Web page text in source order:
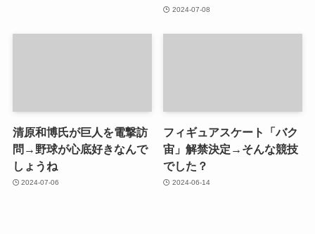
2024-07-08
清原和博氏が巨人を電撃訪
問→野球が心底好きなんで
しょうね
2024-07-06
フィギュアスケート「バク
宙」解禁決定→そんな競技
でした？
2024-06-14